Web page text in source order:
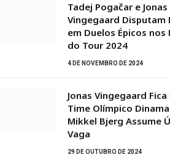
Tadej Pogačar e Jonas
Vingegaard Disputam
em Duelos Épicos nos
do Tour 2024
4 DE NOVEMBRO DE 2024
Jonas Vingegaard
Time Olímpico
Mikkel Bjerg Assume
Vaga
29 DE OUTUBRO DE 2024